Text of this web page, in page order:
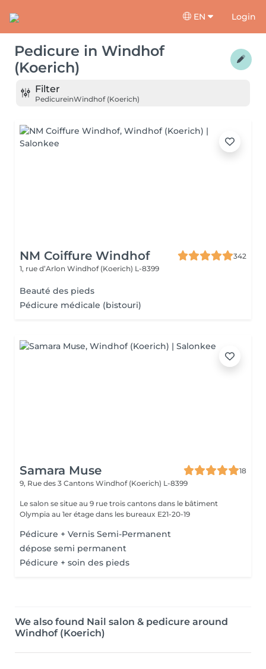
EN Login
Pedicure in Windhof
(Koerich)
Filter
PedicureinWindhof (Koerich)
NM Coiffure Windhof
342
1, rue d’Arlon Windhof (Koerich) L-8399
Beauté des pieds
Pédicure médicale (bistouri)
Samara Muse
18
9, Rue des 3 Cantons Windhof (Koerich) L-8399
Le salon se situe au 9 rue trois cantons dans le bâtiment
Olympia au 1er étage dans les bureaux E21-20-19
Pédicure + Vernis Semi-Permanent
dépose semi permanent
Pédicure + soin des pieds
We also found Nail salon & pedicure around
Windhof (Koerich)